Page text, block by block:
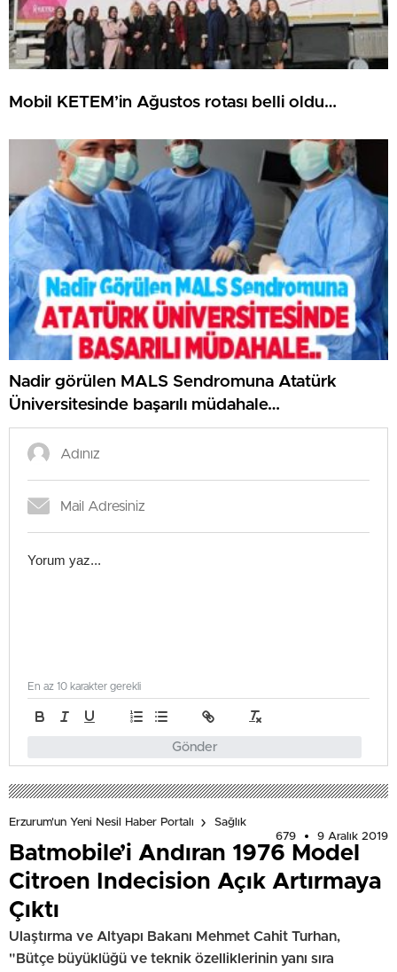
Mobil KETEM’in Ağustos rotası belli oldu…
Nadir görülen MALS Sendromuna Atatürk
Üniversitesinde başarılı müdahale…
Gönder
En az 10 karakter gerekli
Erzurum'un Yeni Nesil Haber Portalı
Sağlık
679
9 Aralık 2019
Batmobile’i Andıran 1976 Model
Citroen Indecision Açık Artırmaya
Çıktı
Ulaştırma ve Altyapı Bakanı Mehmet Cahit Turhan,
"Bütçe büyüklüğü ve teknik özelliklerinin yanı sıra